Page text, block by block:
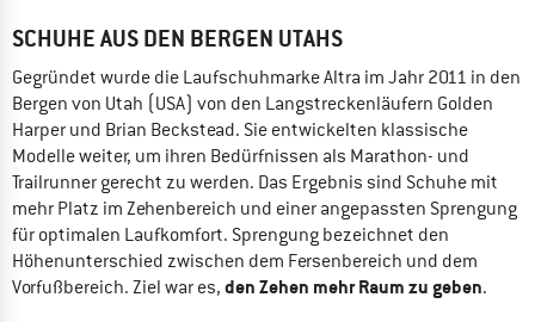
SCHUHE AUS DEN BERGEN UTAHS
Gegründet wurde die Laufschuhmarke Altra im Jahr 2011 in den
Bergen von Utah (USA) von den Langstreckenläufern Golden
Harper und Brian Beckstead. Sie entwickelten klassische
Modelle weiter, um ihren Bedürfnissen als Marathon- und
Trailrunner gerecht zu werden. Das Ergebnis sind Schuhe mit
mehr Platz im Zehenbereich und einer angepassten Sprengung
für optimalen Laufkomfort. Sprengung bezeichnet den
Höhenunterschied zwischen dem Fersenbereich und dem
Vorfußbereich. Ziel war es, den Zehen mehr Raum zu geben.